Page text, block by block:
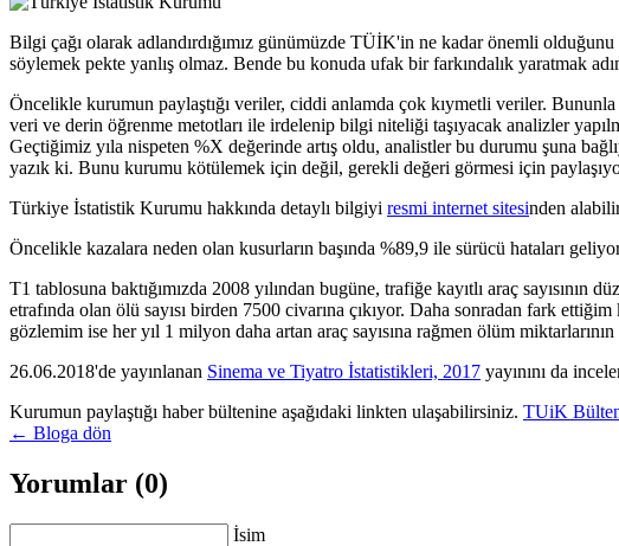
Bilgi çağı olarak adlandırdığımız günümüzde TÜİK'in ne kadar önemli
söylemek pekte yanlış olmaz. Bende bu konuda ufak bir farkındalık yaratmak
Öncelikle kurumun paylaştığı veriler, ciddi anlamda çok kıymetli veriler.
veri ve derin öğrenme metotları ile irdelenip bilgi niteliği taşıyacak analizler
Geçtiğimiz yıla nispeten %X değerinde artış oldu, analistler bu durumu şuna
yazık ki. Bunu kurumu kötülemek için değil, gerekli değeri görmesi için
Türkiye İstatistik Kurumu hakkında detaylı bilgiyi resmi internet sitesinden
Öncelikle kazalara neden olan kusurların başında %89,9 ile sürücü hataları
T1 tablosuna baktığımızda 2008 yılından bugüne, trafiğe kayıtlı araç
etrafında olan ölü sayısı birden 7500 civarına çıkıyor. Daha sonradan fark
gözlemim ise her yıl 1 milyon daha artan araç sayısına rağmen ölüm
26.06.2018'de yayınlanan Sinema ve Tiyatro İstatistikleri, 2017 yayınını da
Kurumun paylaştığı haber bültenine aşağıdaki linkten ulaşabilirsiniz. TUiK
← Bloga dön
Yorumlar (0)
İsim